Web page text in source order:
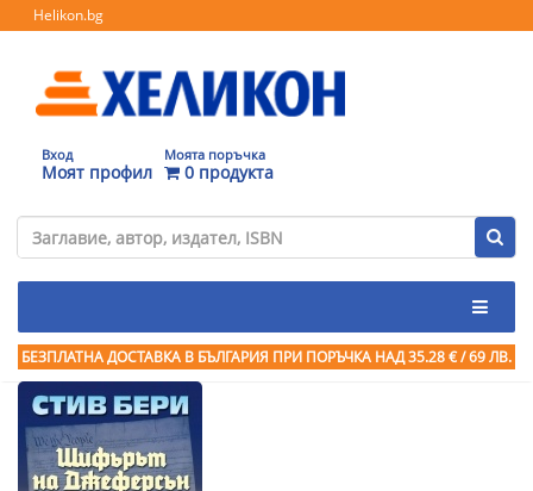
Helikon.bg
Вход
Моят профил
Моята поръчка
0 продукта
БЕЗПЛАТНА ДОСТАВКА В БЪЛГАРИЯ ПРИ ПОРЪЧКА НАД 35.28 € / 69 ЛВ.